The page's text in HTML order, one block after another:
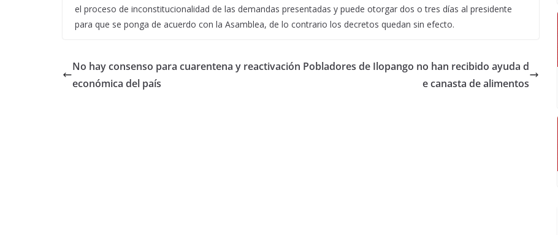
el proceso de inconstitucionalidad de las demandas presentadas y puede otorgar dos o tres días al presidente
para que se ponga de acuerdo con la Asamblea, de lo contrario los decretos quedan sin efecto.
No hay consenso para cuarentena y reactivación
económica del país
Pobladores de Ilopango no han recibido ayuda d
e canasta de alimentos